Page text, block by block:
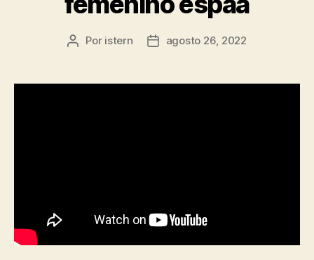
Autor
entrada
Por istern
Fecha
entrada
agosto 26, 2022